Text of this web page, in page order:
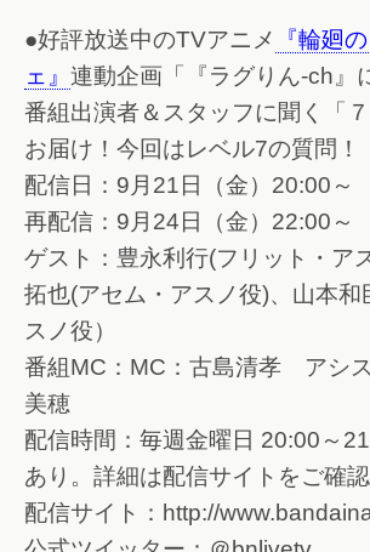
●好評放送中のTVアニメ
『輪廻
ェ』 連動企画「『ラグりん-ch』
番組出演者＆スタッフに聞く「
お届け！今回はレベル7の質問！
配信日：9月21日（金）20:00～
再配信：9月24日（金）22:00～
ゲスト：豊永利行(フリット・ア
拓也(アセム・アスノ役)、山本和
スノ役）
番組MC：MC：古島清孝 アシス
美穂
配信時間：毎週金曜日 20:00～
あり。詳細は配信サイトをご確認
配信サイト：http://